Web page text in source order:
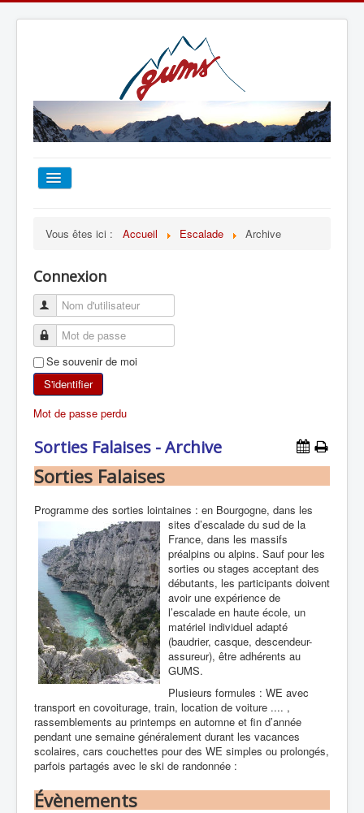
ESCALADE
ALPINISME
SKI DE RANDONNÉE
RANDONNÉE PÉDESTRE
RANDONNÉE SPORTIVE
Vous êtes ici : Accueil Escalade Archive
Connexion
Se souvenir de moi
S'identifier
Mot de passe perdu
Sorties Falaises - Archive
Sorties Falaises
Programme des sorties lointaines : en Bourgogne, dans les
sites d’escalade du sud de la
France, dans les massifs
préalpins ou alpins. Sauf pour les
sorties ou stages acceptant des
débutants, les participants doivent
avoir une expérience de
l’escalade en haute école, un
matériel individuel adapté
(baudrier, casque, descendeur-
assureur), être adhérents au
GUMS.
Plusieurs formules : WE avec
transport en covoiturage, train, location de voiture .... ,
rassemblements au printemps en automne et fin d’année
pendant une semaine généralement durant les vacances
scolaires, cars couchettes pour des WE simples ou prolongés,
parfois partagés avec le ski de randonnée :
Évènements